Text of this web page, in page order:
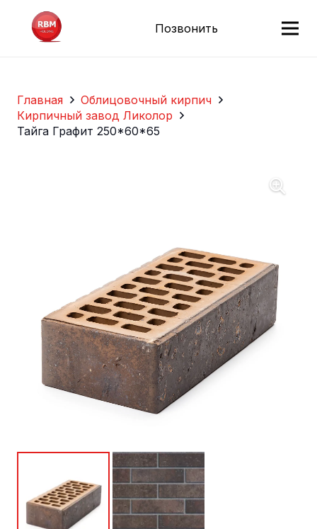
Позвонить
Главная
Облицовочный кирпич
Кирпичный завод Ликолор
Тайга Графит 250*60*65